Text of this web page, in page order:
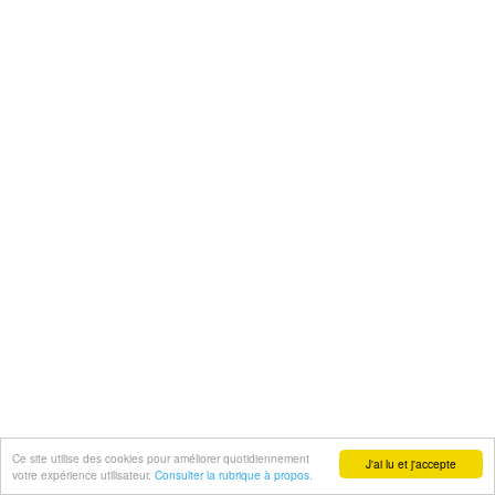
J'ai lu et j'accepte
Ce site utilise des cookies pour améliorer quotidiennement
votre expérience utilisateur. Consulter la rubrique à propos.